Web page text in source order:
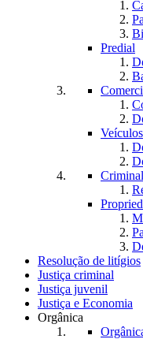
Predial
Veículos
Criminal
Resolução de litígios
Justiça criminal
Justiça juvenil
Justiça e Economia
Orgânica